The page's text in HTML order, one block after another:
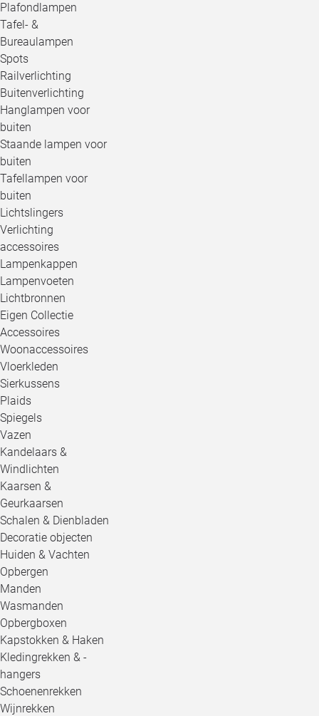
Plafondlampen
Tafel- &
Bureaulampen
Spots
Railverlichting
Buitenverlichting
Hanglampen voor
buiten
Staande lampen voor
buiten
Tafellampen voor
buiten
Lichtslingers
Verlichting
accessoires
Lampenkappen
Lampenvoeten
Lichtbronnen
Eigen Collectie
Accessoires
Woonaccessoires
Vloerkleden
Sierkussens
Plaids
Spiegels
Vazen
Kandelaars &
Windlichten
Kaarsen &
Geurkaarsen
Schalen & Dienbladen
Decoratie objecten
Huiden & Vachten
Opbergen
Manden
Wasmanden
Opbergboxen
Kapstokken & Haken
Kledingrekken & -
hangers
Schoenenrekken
Wijnrekken